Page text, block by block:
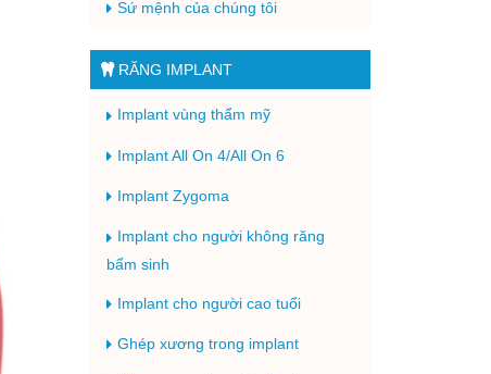
Sứ mệnh của chúng tôi
RĂNG IMPLANT
Implant vùng thẩm mỹ
Implant All On 4/All On 6
Implant Zygoma
Implant cho người không răng
bẩm sinh
Implant cho người cao tuổi
Ghép xương trong implant